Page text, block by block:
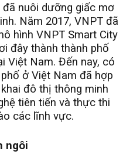
nuôi dưỡng giấc mơ
Năm 2017, VNPT đã
hình VNPT Smart City
đây thành thành phố
Việt Nam. Đến nay, có
ở Việt Nam đã hợp
đô thị thông minh
tiên tiến và thực thi
các lĩnh vực.
ngôi